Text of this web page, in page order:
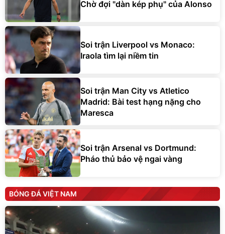
Chờ đợi "dàn kép phụ" của Alonso
Soi trận Liverpool vs Monaco:
Iraola tìm lại niềm tin
Soi trận Man City vs Atletico
Madrid: Bài test hạng nặng cho
Maresca
Soi trận Arsenal vs Dortmund:
Pháo thủ bảo vệ ngai vàng
BÓNG ĐÁ VIỆT NAM